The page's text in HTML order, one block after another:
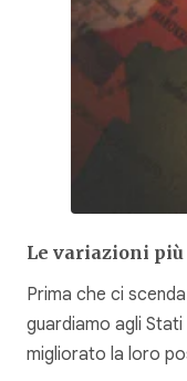
Le variazioni
Prima che ci
guardiamo agli
migliorato la loro